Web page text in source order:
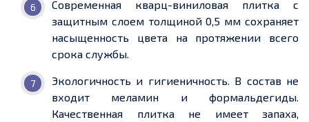
Современная кварц-виниловая плитка с
защитным слоем толщиной 0,5 мм сохраняет
насыщенность цвета на протяжении всего
срока службы.
Экологичность и гигиеничность. В состав не
входит меламин и формальдегиды.
Качественная плитка не имеет запаха,